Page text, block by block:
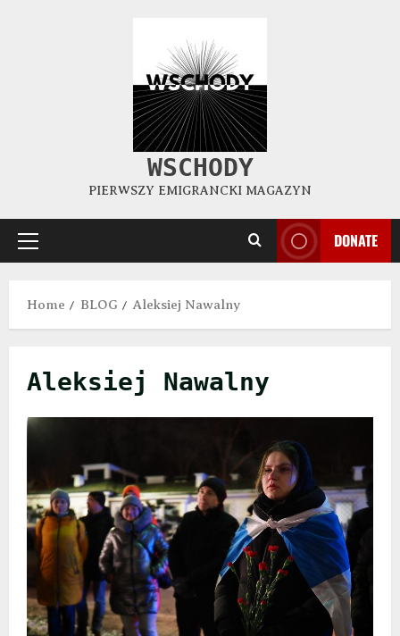
WSCHODY
PIERWSZY EMIGRANCKI MAGAZYN
DONATE
Home BLOG Aleksiej Nawalny
Aleksiej Nawalny